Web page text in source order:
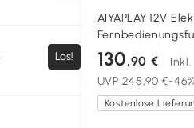
Los!
AIYAPLAY 12V
LED-Lichter,
Orange
130,90 €
UVP245,90 €-46%